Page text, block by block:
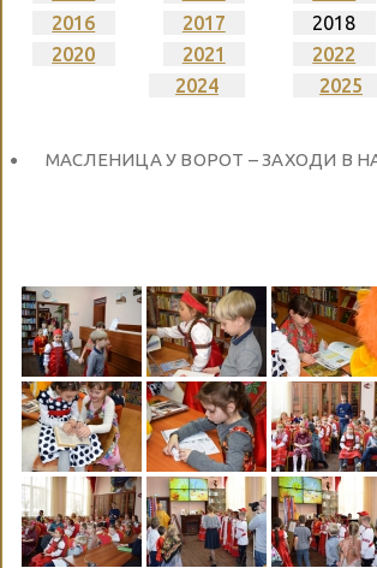
2016
2017 2018
2020
2021 2022
2024
2025
МАСЛЕНИЦА У ВОРОТ – ЗАХОДИ В